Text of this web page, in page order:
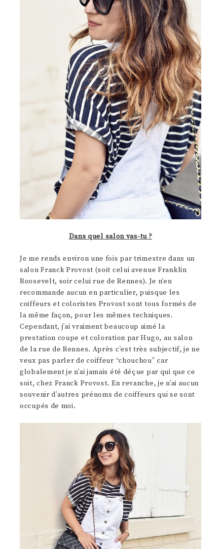
Dans quel salon vas-tu ?
Je me rends environ une fois par trimestre dans un
salon Franck Provost (soit celui avenue Franklin
Roosevelt, soir celui rue de Rennes). Je n’en
recommande aucun en particulier, puisque les
coiffeurs et coloristes Provost sont tous formés de
la même façon, pour les mêmes techniques.
Cependant, j’ai vraiment beaucoup aimé la
prestation coupe et coloration par Hugo, au salon
de la rue de Rennes. Après c’est très subjectif, je ne
veux pas parler de coiffeur “chouchou” car
globalement je n’ai jamais été déçue par qui que ce
soit, chez Franck Provost. En revanche, je n’ai aucun
souvenir d’autres prénoms de coiffeurs qui se sont
occupés de moi.